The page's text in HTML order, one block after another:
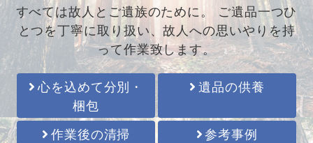
すべては故人とご遺族のために。
ご遺品一つひ
とつを丁寧に取り扱い、故人への思いやりを持
って作業致します。
心を込めて分別・
梱包
遺品の供養
作業後の清掃
参考事例